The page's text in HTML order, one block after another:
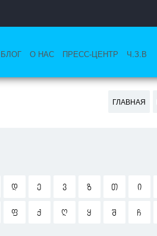
БЛОГ О НАС ПРЕСС-ЦЕНТР Ч.З.В
ГЛАВНАЯ
Დ Ე Ვ Ზ Თ Ი
Ფ Ქ Ღ Ყ Შ Ჩ